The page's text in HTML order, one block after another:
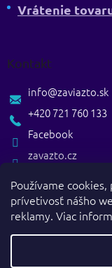
Používame
prívetivosť nášho
reklamy. Viac
Vrátenie
Kontakt
zavazto.cz
info@zaviazto.sk
+420 721 760 133
Facebook